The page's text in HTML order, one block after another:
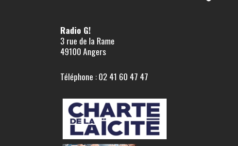
Radio G!
3 rue de la Rame
49100 Angers
Téléphone : 02 41 60 47 47